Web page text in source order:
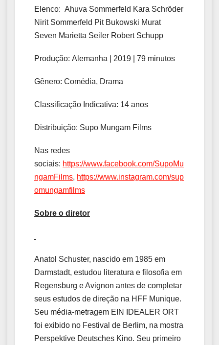
Elenco: Ahuva Sommerfeld Kara Schröder
Nirit Sommerfeld Pit Bukowski Murat
Seven Marietta Seiler Robert Schupp
Produção: Alemanha | 2019 | 79 minutos
Gênero: Comédia, Drama
Classificação Indicativa: 14 anos
Distribuição: Supo Mungam Films
Nas redes
sociais: https://www.facebook.com/SupoMu
ngamFilms, https://www.instagram.com/sup
omungamfilms
Sobre o diretor
Anatol Schuster, nascido em 1985 em
Darmstadt, estudou literatura e filosofia em
Regensburg e Avignon antes de completar
seus estudos de direção na HFF Munique.
Seu média-metragem EIN IDEALER ORT
foi exibido no Festival de Berlim, na mostra
Perspektive Deutsches Kino. Seu primeiro